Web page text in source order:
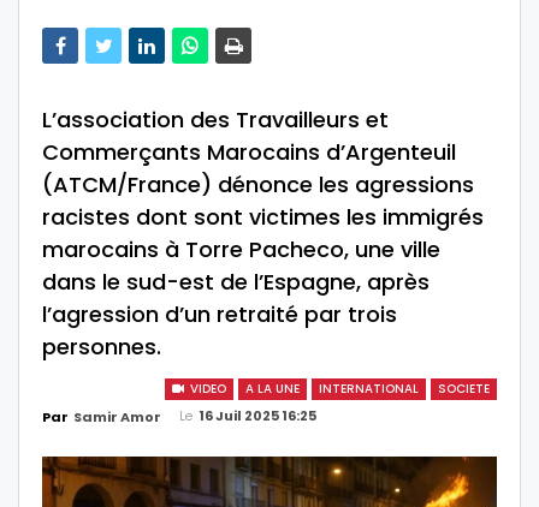
L’association des Travailleurs et
Commerçants Marocains d’Argenteuil
(ATCM/France) dénonce les agressions
racistes dont sont victimes les immigrés
marocains à Torre Pacheco, une ville
dans le sud-est de l’Espagne, après
l’agression d’un retraité par trois
personnes.
VIDEO A LA UNE INTERNATIONAL SOCIETE
Par Samir Amor Le 16 Juil 2025 16:25